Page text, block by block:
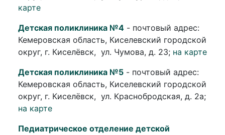
карте
Детская поликлиника №4 - почтовый адрес:
Кемеровская область, Киселевский городской
округ, г. Киселёвск, ул. Чумова, д. 23; на карте
Детская поликлиника №5 - почтовый адрес:
Кемеровская область, Киселевский городской
округ, г. Киселёвск, ул. Краснобродская, д. 2а;
на карте
Педиатрическое отделение детской